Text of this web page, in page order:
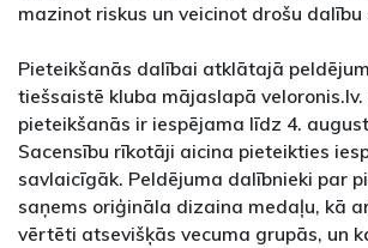
mazinot riskus un veicinot drošu dalību
Pieteikšanās dalībai atklātajā
tiešsaistē kluba mājaslapā veloronis.lv.
pieteikšanās ir iespējama līdz 4.
Sacensību rīkotāji aicina pieteikties
savlaicīgāk. Peldējuma dalībnieki par
saņems oriģināla dizaina medaļu, kā
vērtēti atsevišķās vecuma grupās, un